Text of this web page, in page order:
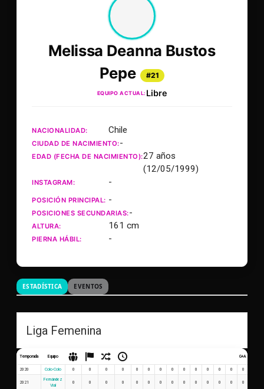
Melissa Deanna Bustos
Pepe
#21
EQUIPO ACTUAL: Libre
NACIONALIDAD: Chile
CIUDAD DE NACIMIENTO:-
EDAD (FECHA DE NACIMIENTO):27 años
(12/05/1999)
INSTAGRAM: -
POSICIÓN PRINCIPAL: -
POSICIONES SECUNDARIAS:-
ALTURA: 161 cm
PIERNA HÁBIL: -
ESTADÍSTICA EVENTOS
Liga Femenina
Temporada Equipo G+A
2020 Colo-Colo 0 0 0 0 0 0 0 0 0 0 0 0 0 0
2021
Fernández
Vial
0 0 0 0 0 0 0 0 0 0 0 0 0 0